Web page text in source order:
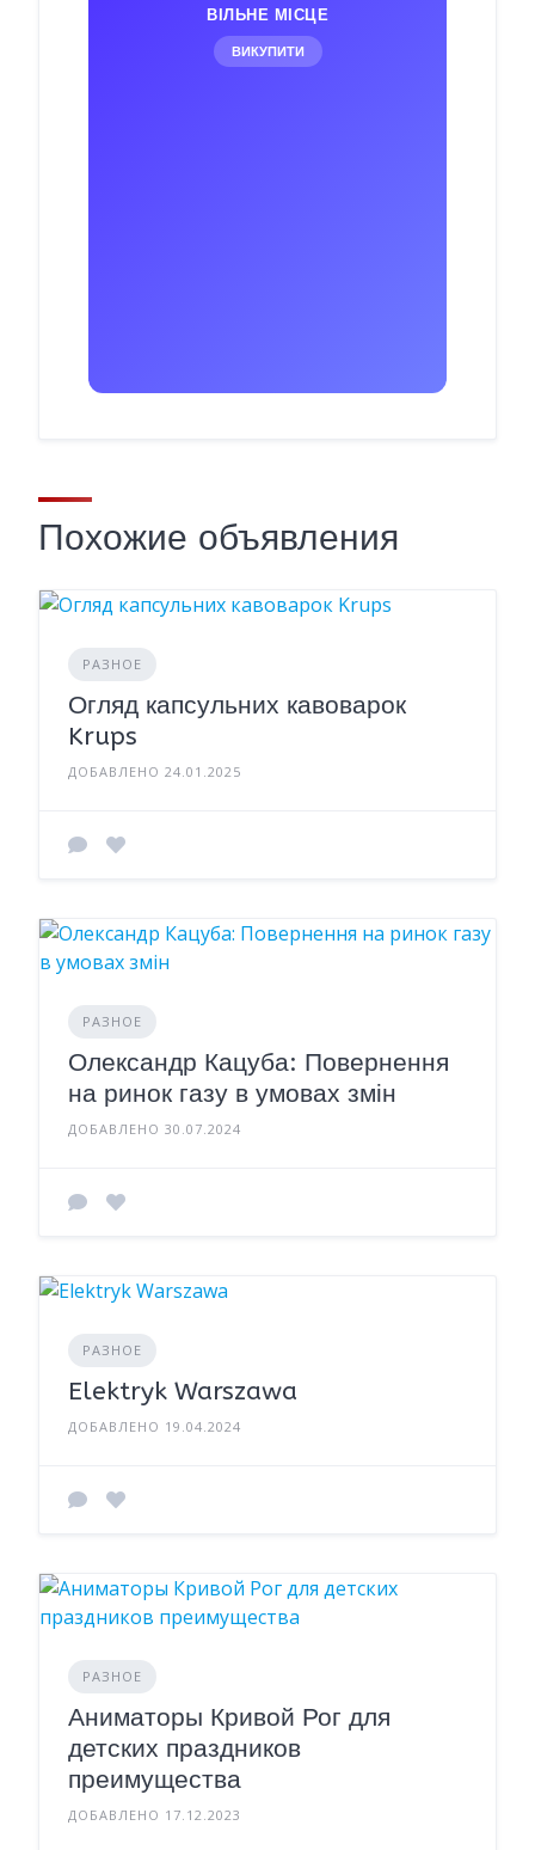
ВІЛЬНЕ МІСЦЕ
ВИКУПИТИ
Похожие объявления
РАЗНОЕ
Огляд капсульних кавоварок
Krups
ДОБАВЛЕНО 24.01.2025
РАЗНОЕ
Олександр Кацуба: Повернення
на ринок газу в умовах змін
ДОБАВЛЕНО 30.07.2024
РАЗНОЕ
Elektryk Warszawa
ДОБАВЛЕНО 19.04.2024
РАЗНОЕ
Аниматоры Кривой Рог для
детских праздников
преимущества
ДОБАВЛЕНО 17.12.2023